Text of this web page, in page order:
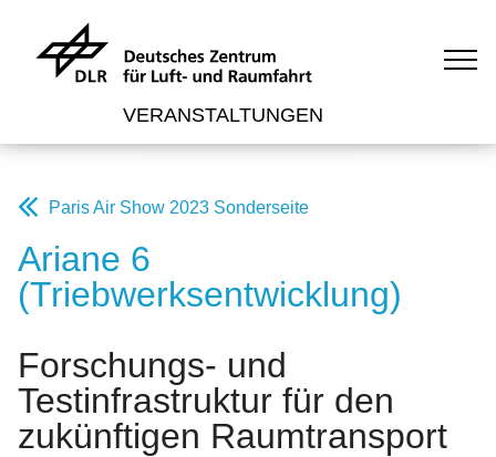
VERANSTALTUNGEN
Paris Air Show 2023 Sonderseite
Ariane 6
(Triebwerksentwicklung)
Forschungs- und
Testinfrastruktur für den
zukünftigen Raumtransport